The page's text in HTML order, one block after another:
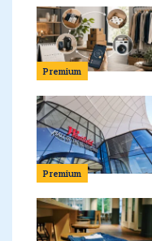
Premium
Premium